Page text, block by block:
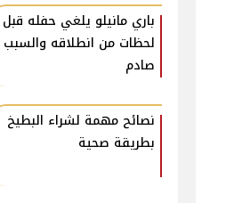
باري مانيلو يلغي حفله قبل
لحظات من انطلاقه والسبب
صادم
نصائح مهمة لشراء البطيخ
بطريقة صحية